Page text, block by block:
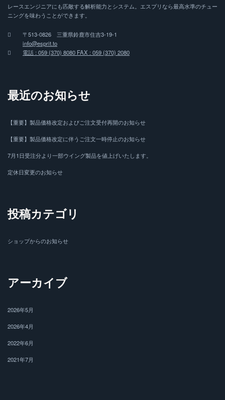
レースエンジニアにも匹敵する解析能力とシステム。エスプリなら最高水準のチュー
ニングを味わうことができます。
〒513-0826 三重県鈴鹿市住吉3-19-1
info@esprit.to
電話 : 059 (370) 8080 FAX : 059 (370) 2080
最近のお知らせ
【重要】製品価格改定およびご注文受付再開のお知らせ
【重要】製品価格改定に伴うご注文一時停止のお知らせ
7月1日受注分より一部ウイング製品を値上げいたします。
定休日変更のお知らせ
投稿カテゴリ
ショップからのお知らせ
アーカイブ
2026年5月
2026年4月
2022年6月
2021年7月